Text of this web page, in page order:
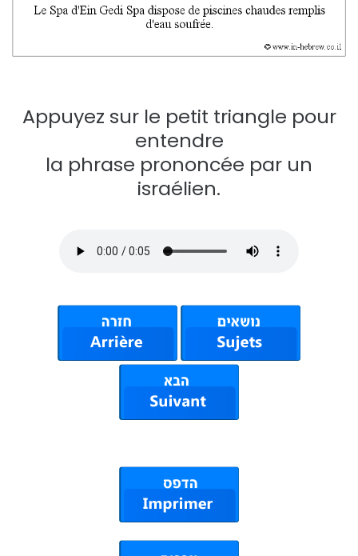
Appuyez sur le petit triangle pour
entendre
la phrase prononcée par un
israélien.